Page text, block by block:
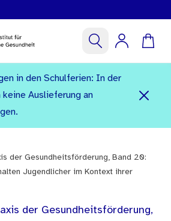
in den Schulferien: In der
Auslieferung an
der Gesundheitsförderung, Band 20:
Jugendlicher im Kontext ihrer
der Gesundheitsförderung,